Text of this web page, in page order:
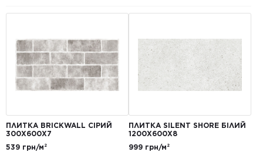
ПЛИТКА BRICKWALL СІРИЙ
300Х600Х7
539 грн/м²
ПЛИТКА SILENT SHORE БІЛИЙ
1200Х600Х8
999 грн/м²